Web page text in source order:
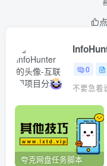
0
不要急着
夸克网盘任务脚本